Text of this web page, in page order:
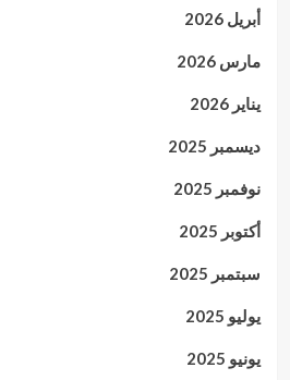
أبريل 2026
مارس 2026
يناير 2026
ديسمبر 2025
نوفمبر 2025
أكتوبر 2025
سبتمبر 2025
يوليو 2025
يونيو 2025